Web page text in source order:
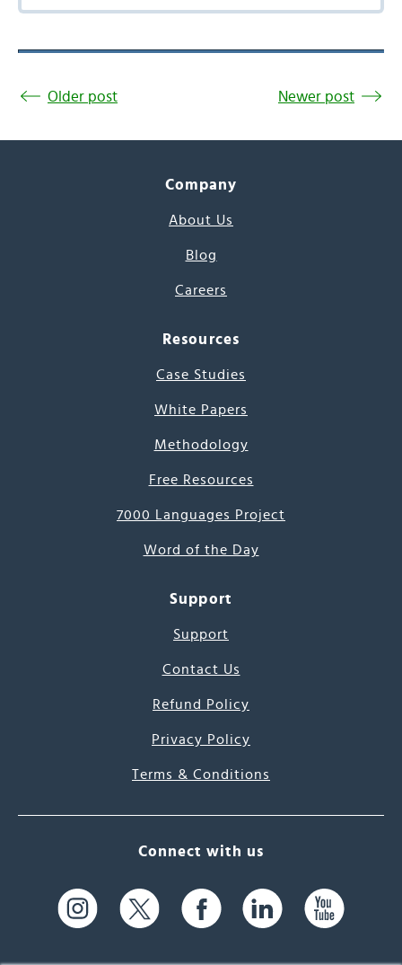
Older post Newer post
Company
About Us
Blog
Careers
Resources
Case Studies
White Papers
Methodology
Free Resources
7000 Languages Project
Word of the Day
Support
Support
Contact Us
Refund Policy
Privacy Policy
Terms & Conditions
Connect with us